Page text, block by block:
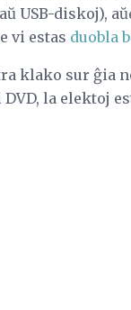
USB-diskoj),
vi estas duobla
klako sur ĝia
la elektoj